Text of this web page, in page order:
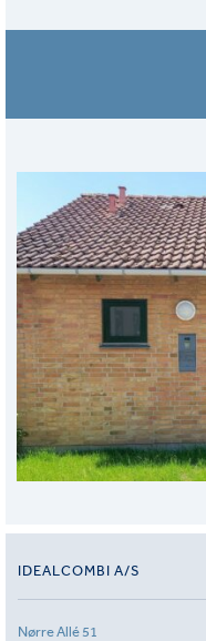
IDEALCOMBI A/S
Nørre Allé 51